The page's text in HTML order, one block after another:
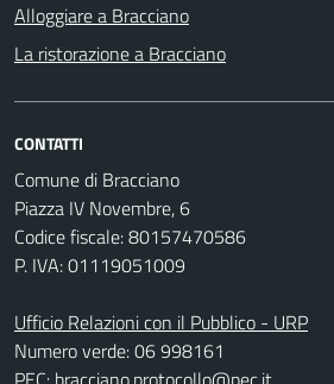
Alloggiare a Bracciano
La ristorazione a Bracciano
CONTATTI
Comune di Bracciano
Piazza IV Novembre, 6
Codice fiscale: 80157470586
P. IVA: 01119051009
Ufficio Relazioni con il Pubblico - URP
Numero verde: 06 998161